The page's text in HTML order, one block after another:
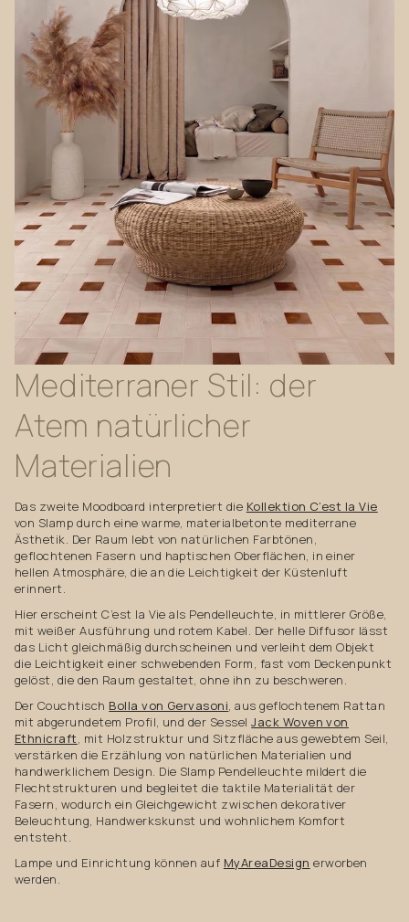
Mediterraner Stil: der
Atem natürlicher
Materialien
Das zweite Moodboard interpretiert die Kollektion C’est la Vie
von Slamp durch eine warme, materialbetonte mediterrane
Ästhetik. Der Raum lebt von natürlichen Farbtönen,
geflochtenen Fasern und haptischen Oberflächen, in einer
hellen Atmosphäre, die an die Leichtigkeit der Küstenluft
erinnert.
Hier erscheint C’est la Vie als Pendelleuchte, in mittlerer Größe,
mit weißer Ausführung und rotem Kabel. Der helle Diffusor lässt
das Licht gleichmäßig durchscheinen und verleiht dem Objekt
die Leichtigkeit einer schwebenden Form, fast vom Deckenpunkt
gelöst, die den Raum gestaltet, ohne ihn zu beschweren.
Der Couchtisch Bolla von Gervasoni, aus geflochtenem Rattan
mit abgerundetem Profil, und der SesselJack Woven von
Ethnicraft, mit Holzstruktur und Sitzfläche aus gewebtem Seil,
verstärken die Erzählung von natürlichen Materialien und
handwerklichem Design. Die Slamp Pendelleuchte mildert die
Flechtstrukturen und begleitet die taktile Materialität der
Fasern, wodurch ein Gleichgewicht zwischen dekorativer
Beleuchtung, Handwerkskunst und wohnlichem Komfort
entsteht.
Lampe und Einrichtung können auf MyAreaDesign erworben
werden.